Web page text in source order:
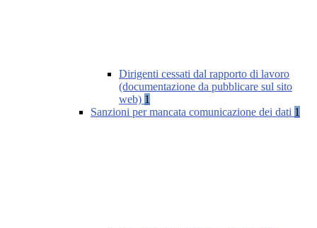
Dirigenti cessati dal rapporto di lavoro
(documentazione da pubblicare sul sito
web) 1
Sanzioni per mancata comunicazione dei dati 1